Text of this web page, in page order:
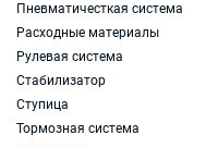
Пневматичесткая система
Расходные материалы
Рулевая система
Стабилизатор
Ступица
Тормозная система